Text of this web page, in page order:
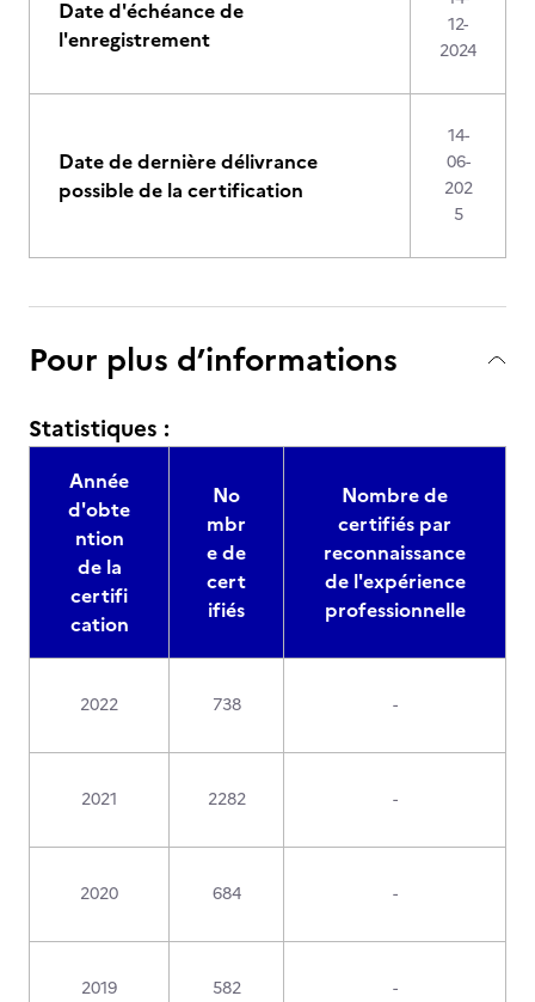
Date d'échéance de
l'enregistrement
12-
2024
Date de dernière délivrance
possible de la certification
14-
06-
202
5
Pour plus d’informations
Statistiques :
Année
d'obte
ntion
de la
certifi
cation
No
mbr
e de
cert
ifiés
Nombre de
certifiés par
reconnaissance
de l'expérience
professionnelle
2022 738 -
2021 2282 -
2020 684 -
2019 582 -